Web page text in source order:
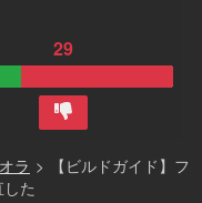
29
ラ >
【ビルドガイド】フ
た